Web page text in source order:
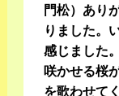
門松）あり
りました。
感じました
咲かせる桜
を歌わせて